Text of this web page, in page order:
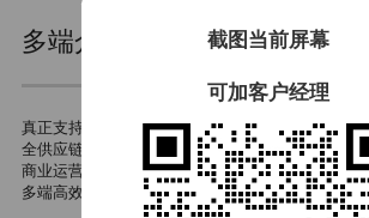
多端介绍
真正支持多城市大订单
全供应链
商业运营
多端高效管理
首页分享
轮播图外链接
商品评价
订单查询
自动打印
订单导出
自动清理
小程序换肤
秒杀设置
微信打款
售后设置
截图当前屏幕
可加客户经理